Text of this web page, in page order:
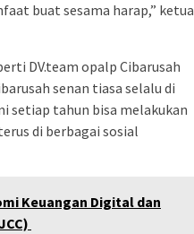
buat sesama harap,” ketua
DV.team opalp Cibarusah
senan tiasa selalu di
setiap tahun bisa melakukan
di berbagai sosial
Keuangan Digital dan